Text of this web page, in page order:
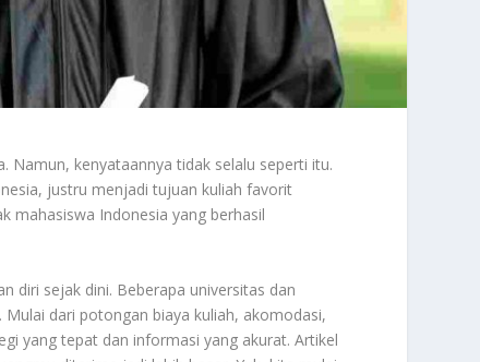
Namun, kenyataannya tidak selalu seperti itu.
justru menjadi tujuan kuliah favorit
mahasiswa Indonesia yang berhasil
diri sejak dini. Beberapa universitas dan
dari potongan biaya kuliah, akomodasi,
yang tepat dan informasi yang akurat. Artikel